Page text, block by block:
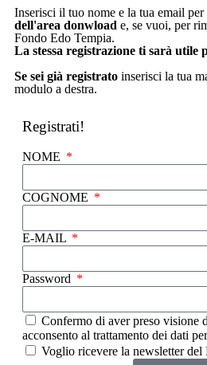
Inserisci il tuo nome e la tua email per
dell'area donwload e, se vuoi, per
Fondo Edo Tempia.
La stessa registrazione ti sarà utile
Se sei già registrato inserisci la tua
modulo a destra.
Registrati!
NOME
COGNOME
E-MAIL
Password
Confermo di aver preso visione
acconsento al trattamento dei dati
Voglio ricevere la newsletter del